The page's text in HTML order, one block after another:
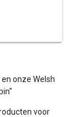
onze Welsh
voor